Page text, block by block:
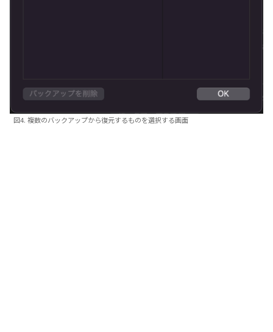
図4. 複数のバックアップから復元するものを選択する画面